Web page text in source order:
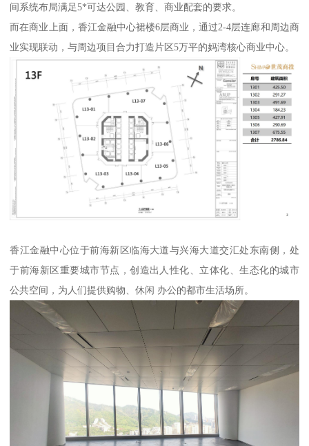
间系统布局满足5*可达公园、教育、商业配套的要求。
而在商业上面，香江金融中心裙楼6层商业，通过2-4层连廊和周边商
业实现联动，与周边项目合力打造片区5万平的妈湾核心商业中心。
香江金融中心位于前海新区临海大道与兴海大道交汇处东南侧，处
于前海新区重要城市节点，创造出人性化、立体化、生态化的城市
公共空间，为人们提供购物、休闲 办公的都市生活场所。